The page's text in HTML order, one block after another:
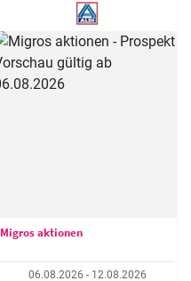
Migros aktionen
06.08.2026 - 12.08.2026